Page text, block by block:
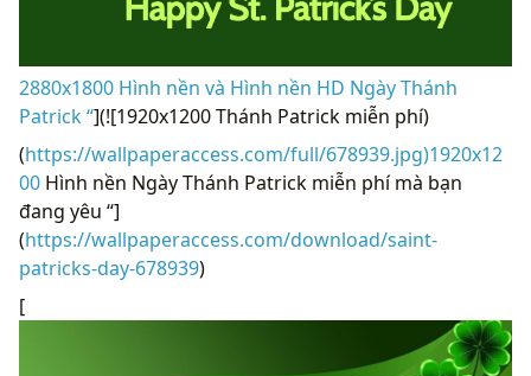
2880x1800 Hình nền và Hình nền HD Ngày Thánh
Patrick “](![1920x1200 Thánh Patrick miễn phí)
(https://wallpaperaccess.com/full/678939.jpg)1920x12
00 Hình nền Ngày Thánh Patrick miễn phí mà bạn
đang yêu “]
(https://wallpaperaccess.com/download/saint-
patricks-day-678939)
[